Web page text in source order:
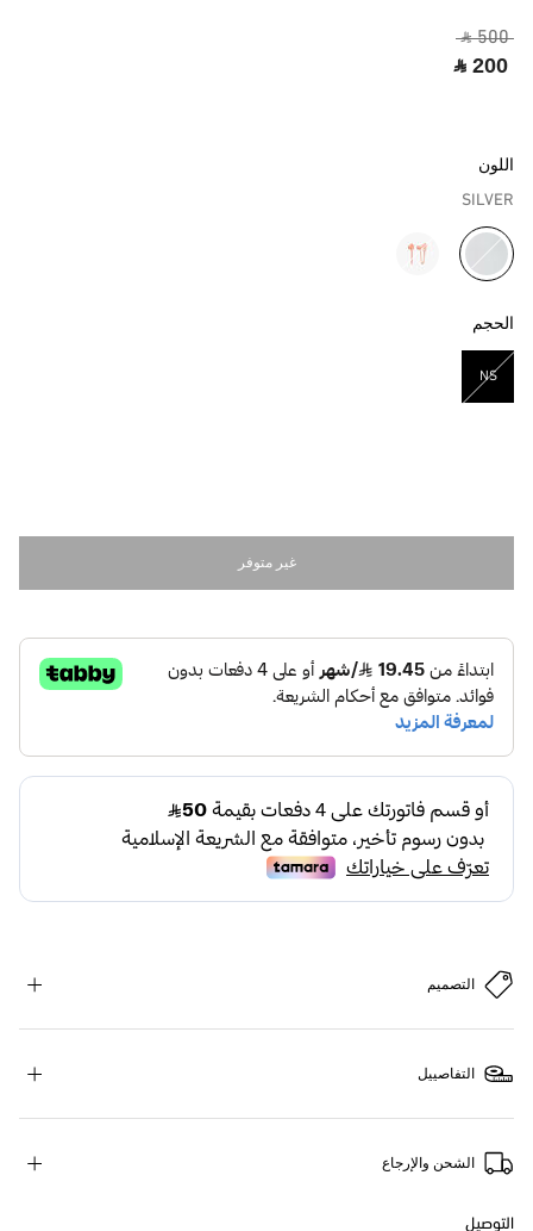
‎ ⃁ 500 ‎
‎ ⃁ 200 ‎
اللون
SILVER
مختار
الحجم
NS
مختار
غير متوفر
التصميم
التفاصييل
الشحن والإرجاع
التوصيل